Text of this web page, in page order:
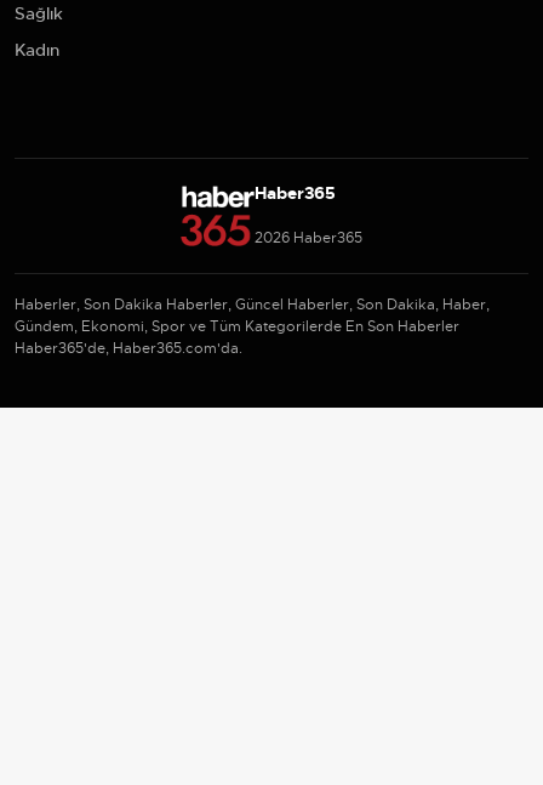
Sağlık
Kadın
Haber365
2026 Haber365
Haberler, Son Dakika Haberler, Güncel Haberler, Son Dakika, Haber,
Gündem, Ekonomi, Spor ve Tüm Kategorilerde En Son Haberler
Haber365'de, Haber365.com'da.